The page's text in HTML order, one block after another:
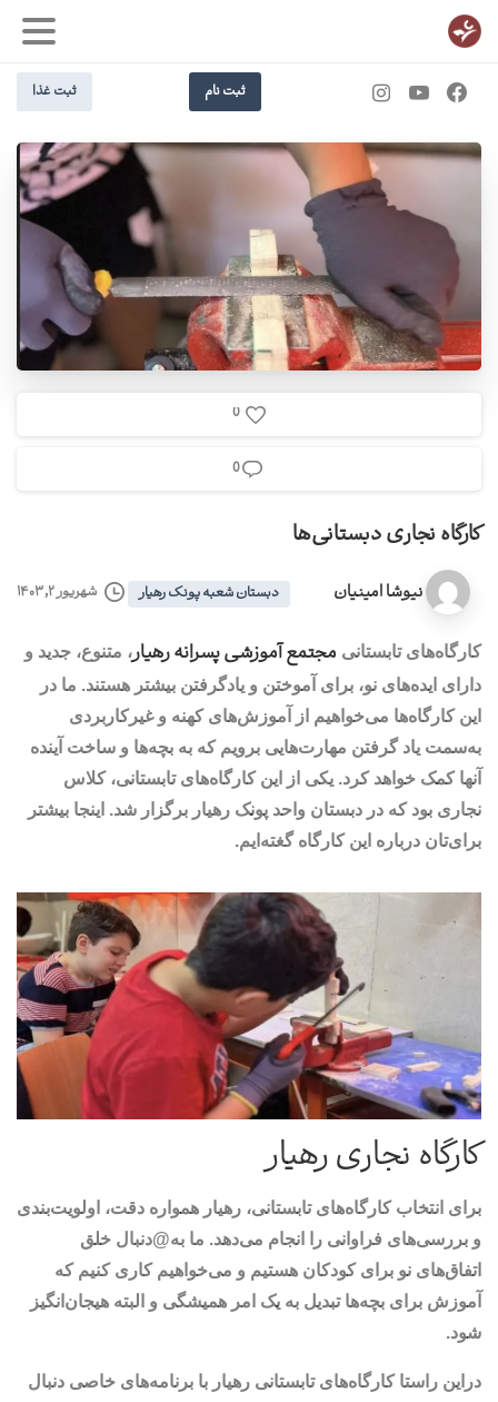
ثبت نام ثبت غذا
0
0
کارگاه نجاری دبستانی‌ها
نیوشا امینیان دبستان شعبه پونک رهیار شهریور ۲, ۱۴۰۳
کارگاه‌های تابستانی مجتمع آموزشی پسرانه رهیار، متنوع، جدید و
دارای ایده‌های نو، برای آموختن و یادگرفتن بیشتر هستند. ما در
این کارگاه‌ها می‌خواهیم از آموزش‌های کهنه و غیرکاربردی
به‌سمت یاد گرفتن مهارت‌هایی برویم که به بچه‌ها و ساخت آینده
آنها کمک خواهد کرد. یکی از این کارگاه‌های تابستانی، کلاس
نجاری بود که در دبستان واحد پونک رهیار برگزار شد. اینجا بیشتر
برای‌تان درباره این کارگاه گغته‌ایم.
کارگاه نجاری رهیار
برای انتخاب کارگاه‌های تابستانی، رهیار همواره دقت، اولویت‌بندی
و بررسی‌های فراوانی را انجام می‌دهد. ما به@دنبال خلق
اتفاق‌های نو برای کودکان هستیم و می‌خواهیم کاری کنیم که
آموزش برای بچه‌ها تبدیل به یک امر همیشگی و البته هیجان‌انگیز
شود.
دراین راستا کارگاه‌های تابستانی رهیار با برنامه‌های خاصی دنبال